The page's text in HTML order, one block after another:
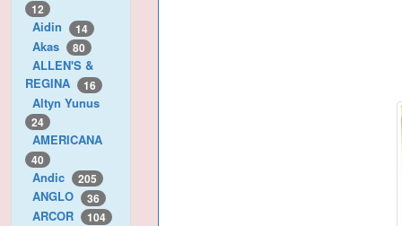
12
Aidin 14
Akas 80
ALLEN'S &
REGINA
16
Altyn Yunus
24
AMERICANA
40
Andic 205
ANGLO 36
ARCOR 104